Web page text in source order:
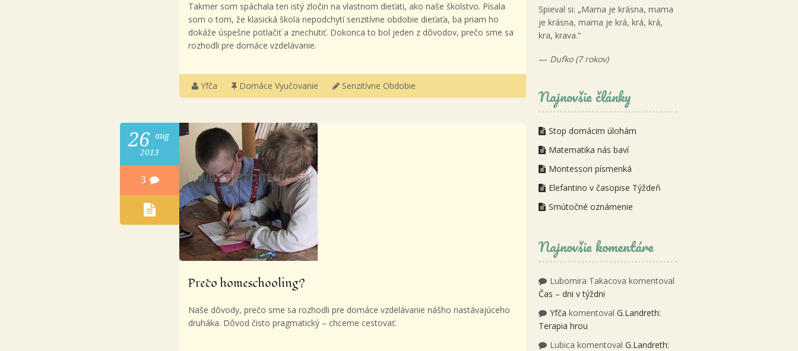
Takmer som spáchala ten istý zločin na vlastnom dieťati, ako naše školstvo. Písala
som o tom, že klasická škola nepodchytí senzitívne obdobie dieťaťa, ba priam ho
dokáže úspešne potlačiť a znechutiť. Dokonca to bol jeden z dôvodov, prečo sme sa
rozhodli pre domáce vzdelávanie.
Yfča Domáce Vyučovanie Senzitívne Obdobie
26 aug
2013
3
Prečo homeschooling?
Naše dôvody, prečo sme sa rozhodli pre domáce vzdelávanie nášho nastávajúceho
druháka. Dôvod čisto pragmatický – chceme cestovať.
Spieval si: „Mama je krásna, mama
je krásna, mama je krá, krá, krá,
kra, krava.“
— Dufko (7 rokov)
Najnovšie články
Stop domácim úlohám
Matematika nás baví
Montessori písmenká
Elefantino v časopise Týždeň
Smútočné oznámenie
Najnovšie komentáre
Lubomira Takacova komentoval
Čas – dni v týždni
Yfča komentovalG.Landreth:
Terapia hrou
Lubica komentovalG.Landreth: